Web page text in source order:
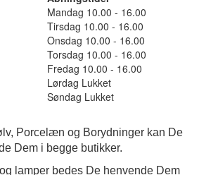
Mandag 10.00 - 16.00
Tirsdag 10.00 - 16.00
Onsdag 10.00 - 16.00
Torsdag 10.00 - 16.00
Fredag 10.00 - 16.00
Lørdag Lukket
Søndag Lukket
Porcelæn og Borydninger kan De
Dem i begge butikker.
lamper bedes De henvende Dem